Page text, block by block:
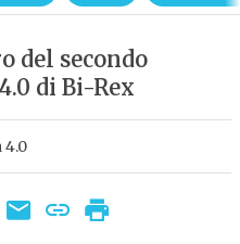
del secondo
di Bi-Rex